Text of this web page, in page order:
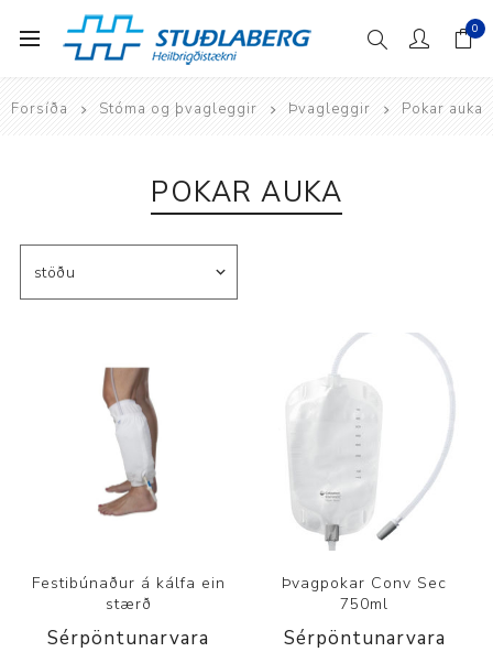
0
Forsíða Stóma og þvagleggir Þvagleggir Pokar auka
POKAR AUKA
Festibúnaður á kálfa ein
stærð
Sérpöntunarvara
Þvagpokar Conv Sec
750ml
Sérpöntunarvara